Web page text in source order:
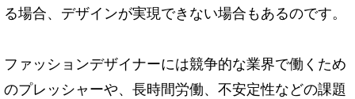
る場合、デザインが実現できない場合もあるのです。
ファッションデザイナーには競争的な業界で働くため
のプレッシャーや、長時間労働、不安定性などの課題